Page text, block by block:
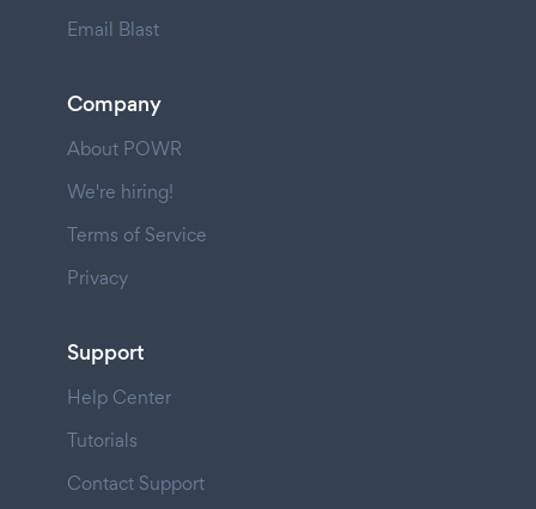
Email Blast
Company
About POWR
We're hiring!
Terms of Service
Privacy
Support
Help Center
Tutorials
Contact Support